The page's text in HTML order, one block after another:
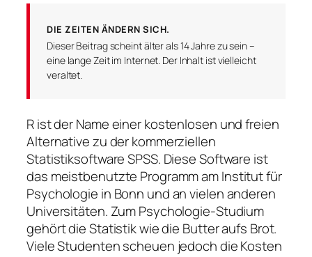
DIE ZEITEN ÄNDERN SICH.
Dieser Beitrag scheint älter als 14 Jahre zu sein –
eine lange Zeit im Internet. Der Inhalt ist vielleicht
veraltet.
R ist der Name einer kostenlosen und freien
Alternative zu der kommerziellen
Statistiksoftware SPSS. Diese Software ist
das meistbenutzte Programm am Institut für
Psychologie in Bonn und an vielen anderen
Universitäten. Zum Psychologie-Studium
gehört die Statistik wie die Butter aufs Brot.
Viele Studenten scheuen jedoch die Kosten